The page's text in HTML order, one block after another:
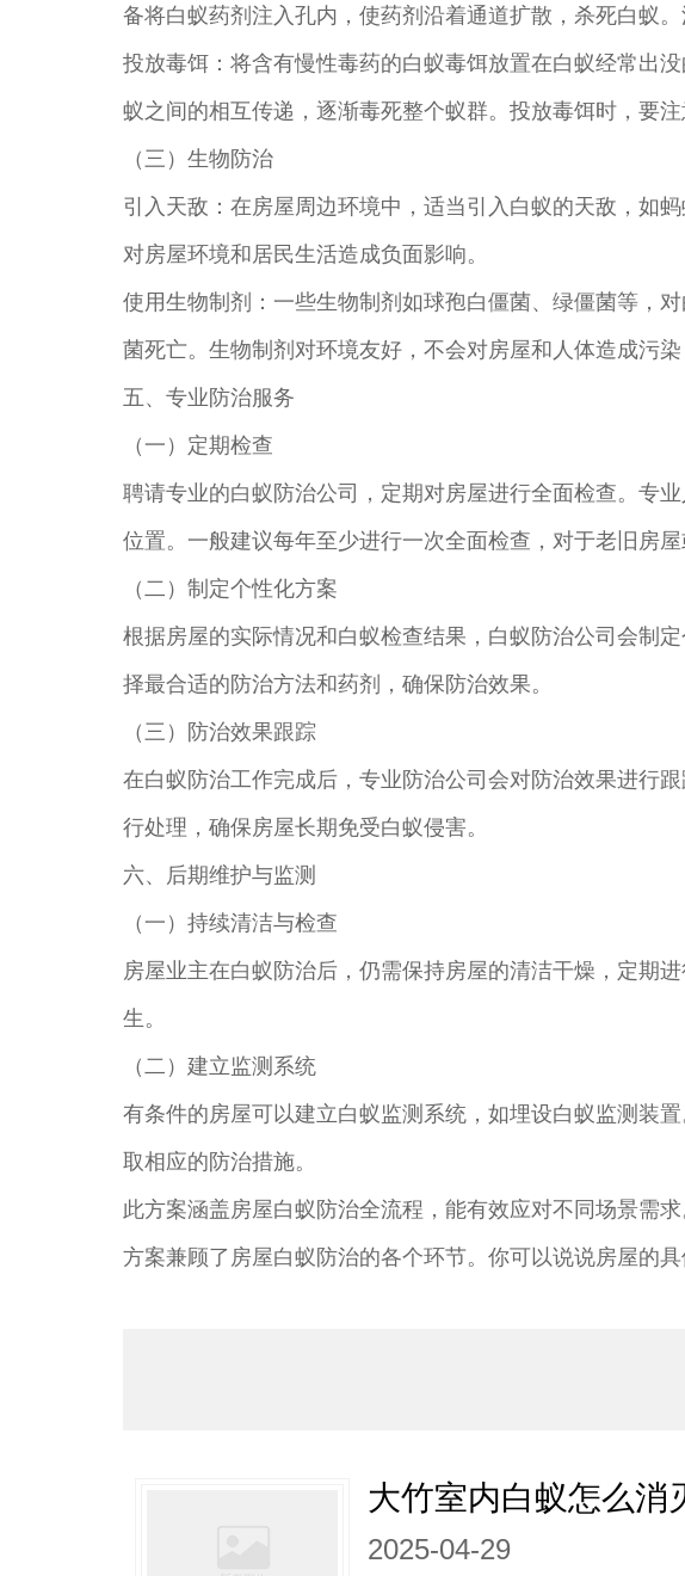
备将白蚁药剂注入孔内，使药剂沿着通道扩散，杀死白蚁
投放毒饵：将含有慢性毒药的白蚁毒饵放置在白蚁经常出
蚁之间的相互传递，逐渐毒死整个蚁群。投放毒饵时，要
（三）生物防治
引入天敌：在房屋周边环境中，适当引入白蚁的天敌，如
对房屋环境和居民生活造成负面影响。
使用生物制剂：一些生物制剂如球孢白僵菌、绿僵菌等，
菌死亡。生物制剂对环境友好，不会对房屋和人体造成污
五、专业防治服务
（一）定期检查
聘请专业的白蚁防治公司，定期对房屋进行全面检查。专
位置。一般建议每年至少进行一次全面检查，对于老旧房
（二）制定个性化方案
根据房屋的实际情况和白蚁检查结果，白蚁防治公司会制
择最合适的防治方法和药剂，确保防治效果。
（三）防治效果跟踪
在白蚁防治工作完成后，专业防治公司会对防治效果进行
行处理，确保房屋长期免受白蚁侵害。
六、后期维护与监测
（一）持续清洁与检查
房屋业主在白蚁防治后，仍需保持房屋的清洁干燥，定期
生。
（二）建立监测系统
有条件的房屋可以建立白蚁监测系统，如埋设白蚁监测装
取相应的防治措施。
此方案涵盖房屋白蚁防治全流程，能有效应对不同场景需
方案兼顾了房屋白蚁防治的各个环节。你可以说说房屋的
大竹室内白蚁怎么消
2025-04-29